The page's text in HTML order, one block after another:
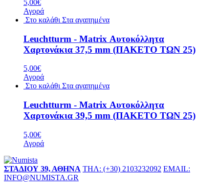
5,00€
Αγορά
Στο καλάθι Στα αγαπημένα
Leuchtturm - Matrix Αυτοκόλλητα
Χαρτονάκια 37,5 mm (ΠΑΚΕΤΟ ΤΩΝ 25)
5,00€
Αγορά
Στο καλάθι Στα αγαπημένα
Leuchtturm - Matrix Αυτοκόλλητα
Χαρτονάκια 39,5 mm (ΠΑΚΕΤΟ ΤΩΝ 25)
5,00€
Αγορά
ΣΤΑΔΙΟΥ 39, ΑΘΗΝΑ ΤΗΛ: (+30) 2103232092 EMAIL:
INFO@NUMISTA.GR